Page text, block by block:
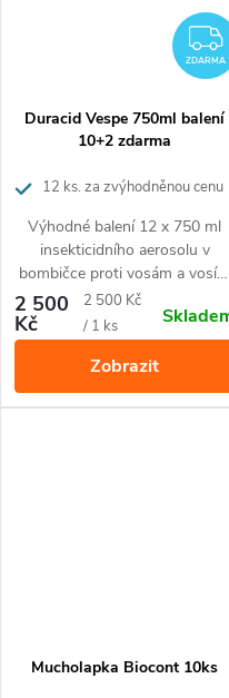
ZDARMA
Duracid Vespe 750ml balení
10+2 zdarma
12 ks. za zvýhodněnou cenu
Výhodné balení 12 x 750 ml
insekticidního aerosolu v
bombičce proti vosám a vosím
hnízdům využijete zvláště,
máte-li časté či velkém potíže
tímto hmyzem. Díky dávkovači
se přípravek Duracid Vespe
snadno směruje jak na letoucí
hmyz, tak se i do otvorů
2 500
Kč
Měrná
cena:
2 500 Kč
/ 1 ks
Zobrazit
Mucholapka Biocont 10ks